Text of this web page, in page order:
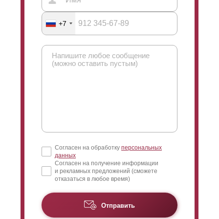
+7
Согласен на обработку персональных
данных
Согласен на получение информации
и рекламных предложений (сможете
отказаться в любое время)
Отправить